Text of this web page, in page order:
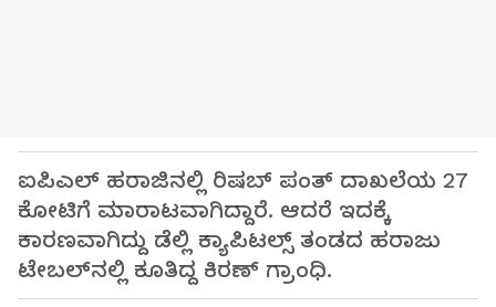
ಐಪಿಎಲ್‌ ಹರಾಜಿನಲ್ಲಿ ರಿಷಬ್‌ ಪಂತ್‌ ದಾಖಲೆಯ 27
ಕೋಟಿಗೆ ಮಾರಾಟವಾಗಿದ್ದಾರೆ. ಆದರೆ ಇದಕ್ಕೆ
ಕಾರಣವಾಗಿದ್ದು ಡೆಲ್ಲಿ ಕ್ಯಾಪಿಟಲ್ಸ್‌ ತಂಡದ ಹರಾಜು
ಟೇಬಲ್‌ನಲ್ಲಿ ಕೂತಿದ್ದ ಕಿರಣ್‌ ಗ್ರಾಂಧಿ.